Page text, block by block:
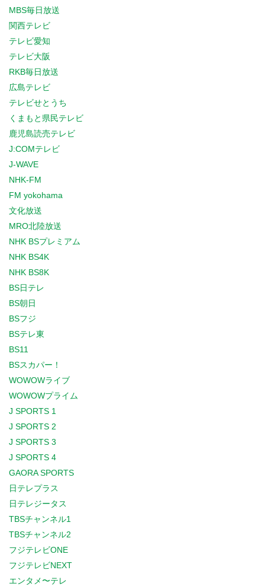
MBS毎日放送
関西テレビ
テレビ愛知
テレビ大阪
RKB毎日放送
広島テレビ
テレビせとうち
くまもと県民テレビ
鹿児島読売テレビ
J:COMテレビ
J-WAVE
NHK-FM
FM yokohama
文化放送
MRO北陸放送
NHK BSプレミアム
NHK BS4K
NHK BS8K
BS日テレ
BS朝日
BSフジ
BSテレ東
BS11
BSスカパー！
WOWOWライブ
WOWOWプライム
J SPORTS 1
J SPORTS 2
J SPORTS 3
J SPORTS 4
GAORA SPORTS
日テレプラス
日テレジータス
TBSチャンネル1
TBSチャンネル2
フジテレビONE
フジテレビNEXT
エンタメ〜テレ